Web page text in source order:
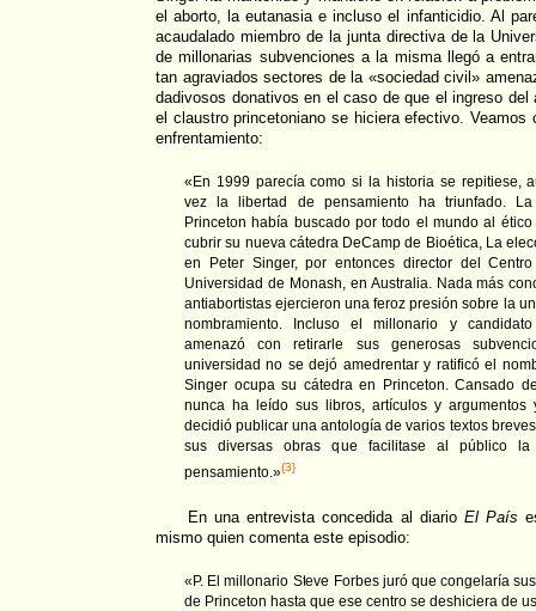
el aborto, la eutanasia e incluso el infanticidio. Al
acaudalado miembro de la junta directiva de la
de millonarias subvenciones a la misma llegó a
tan agraviados sectores de la «sociedad civil»
dadivosos donativos en el caso de que el ingreso
el claustro princetoniano se hiciera efectivo. Veamos
enfrentamiento:
«En 1999 parecía como si la historia se repitiese,
vez la libertad de pensamiento ha triunfado.
Princeton había buscado por todo el mundo al
cubrir su nueva cátedra DeCamp de Bioética, La
en Peter Singer, por entonces director del
Universidad de Monash, en Australia. Nada más
antiabortistas ejercieron una feroz presión sobre la
nombramiento. Incluso el millonario y
amenazó con retirarle sus generosas
universidad no se dejó amedrentar y ratificó el
Singer ocupa su cátedra en Princeton. Cansado
nunca ha leído sus libros, artículos y argumentos
decidió publicar una antología de varios textos
sus diversas obras que facilitase al público
pensamiento.»{3}
En una entrevista concedida al diario El País
mismo quien comenta este episodio:
«P. El millonario Steve Forbes juró que congelaría
de Princeton hasta que ese centro se deshiciera de